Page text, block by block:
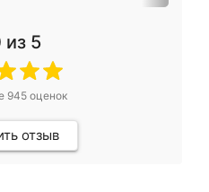
из 5
945оценок
отзыв